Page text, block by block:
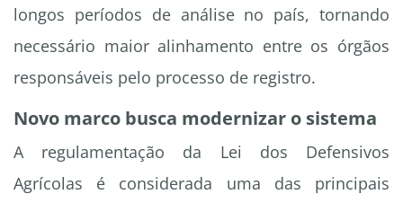
longos períodos de análise no país, tornando
necessário maior alinhamento entre os órgãos
responsáveis pelo processo de registro.
Novo marco busca modernizar o sistema
A regulamentação da Lei dos Defensivos
Agrícolas é considerada uma das principais